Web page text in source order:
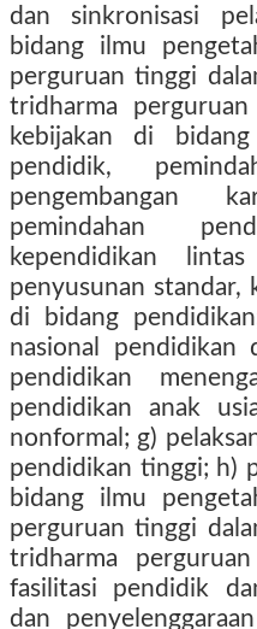
dan sinkronisasi
bidang ilmu
perguruan tinggi
tridharma
kebijakan di
pendidik,
pengembangan
pemindahan
kependidikan
penyusunan standar,
di bidang
nasional pendidikan
pendidikan
pendidikan anak
nonformal; g)
pendidikan tinggi; h)
bidang ilmu
perguruan tinggi
tridharma
fasilitasi pendidik
dan